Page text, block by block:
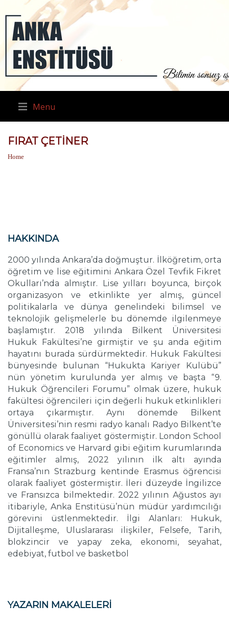
Menu
FIRAT ÇETINER
Home
HAKKINDA
2000 yılında Ankara’da doğmuştur. İlköğretim, orta
öğretim ve lise eğitimini Ankara Özel Tevfik Fikret
Okulları’nda almıştır. Lise yılları boyunca, birçok
organizasyon ve etkinlikte yer almış, güncel
politikalarla ve dünya genelindeki bilimsel ve
teknolojik gelişmelerle bu dönemde ilgilenmeye
başlamıştır. 2018 yılında Bilkent Üniversitesi
Hukuk Fakültesi’ne girmiştir ve şu anda eğitim
hayatını burada sürdürmektedir. Hukuk Fakültesi
bünyesinde bulunan “Hukukta Kariyer Kulübü”
nün yönetim kurulunda yer almış ve başta “9.
Hukuk Öğrencileri Forumu” olmak üzere, hukuk
fakültesi öğrencileri için değerli hukuk etkinlikleri
ortaya çıkarmıştır. Aynı dönemde Bilkent
Üniversitesi’nin resmi radyo kanalı Radyo Bilkent’te
gönüllü olarak faaliyet göstermiştir. London School
of Economics ve Harvard gibi eğitim kurumlarında
eğitimler almış, 2022 yılının ilk altı ayında
Fransa’nın Strazburg kentinde Erasmus öğrencisi
olarak faaliyet göstermiştir. İleri düzeyde İngilizce
ve Fransızca bilmektedir. 2022 yılının Ağustos ayı
itibariyle, Anka Enstitüsü’nün müdür yardımcılığı
görevini üstlenmektedir. İlgi Alanları: Hukuk,
Dijitalleşme, Uluslararası ilişkiler, Felsefe, Tarih,
blokzincir ve yapay zeka, ekonomi, seyahat,
edebiyat, futbol ve basketbol
YAZARIN MAKALELERİ